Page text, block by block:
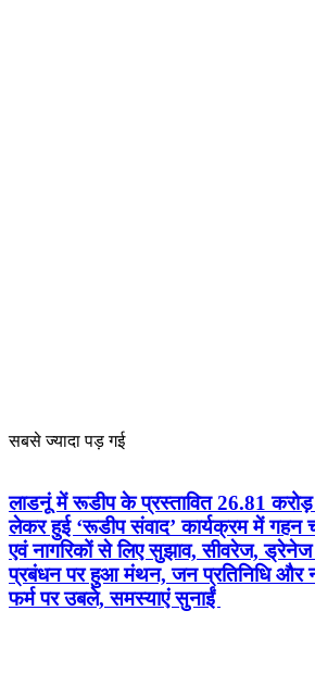
सबसे ज्यादा पड़ गई
लाडनूं में रूडीप के प्रस्तावित 26.81 करोड़
लेकर हुई ‘रूडीप संवाद’ कार्यक्रम में गहन
एवं नागरिकों से लिए सुझाव, सीवरेज,
प्रबंधन पर हुआ मंथन, जन प्रतिनिधि और
फर्म पर उबले, समस्याएं सुनाईं